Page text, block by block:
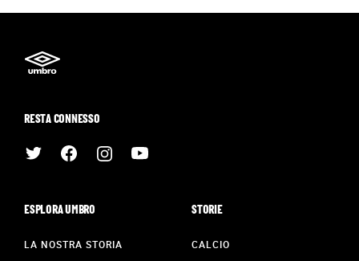
RESTA CONNESSO
ESPLORA UMBRO
LA NOSTRA STORIA
STORIE
CALCIO